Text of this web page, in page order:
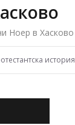
Ноер в Хасково
история